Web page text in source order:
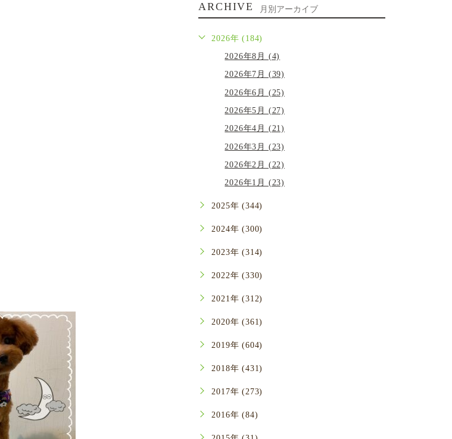
ARCHIVE 月別アーカイブ
2026年 (184)
2026年8月 (4)
2026年7月 (39)
2026年6月 (25)
2026年5月 (27)
2026年4月 (21)
2026年3月 (23)
2026年2月 (22)
2026年1月 (23)
2025年 (344)
2024年 (300)
2023年 (314)
2022年 (330)
2021年 (312)
2020年 (361)
2019年 (604)
2018年 (431)
2017年 (273)
2016年 (84)